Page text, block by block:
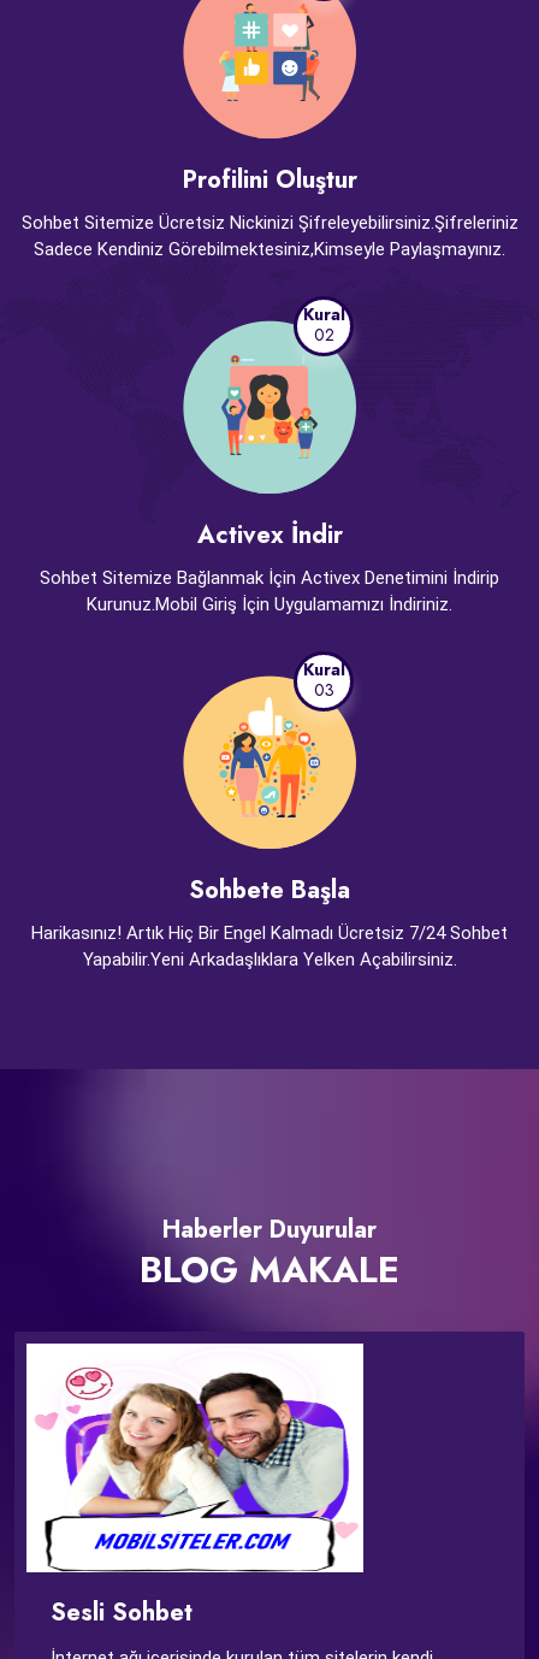
Profilini Oluştur
Sohbet Sitemize Ücretsiz Nickinizi Şifreleyebilirsiniz.Şifreleriniz
Sadece Kendiniz Görebilmektesiniz,Kimseyle Paylaşmayınız.
Kural
02
Activex İndir
Sohbet Sitemize Bağlanmak İçin Activex Denetimini İndirip
Kurunuz.Mobil Giriş İçin Uygulamamızı İndiriniz.
Kural
03
Sohbete Başla
Harikasınız! Artık Hiç Bir Engel Kalmadı Ücretsiz 7/24 Sohbet
Yapabilir.Yeni Arkadaşlıklara Yelken Açabilirsiniz.
Haberler Duyurular
BLOG MAKALE
Sesli Sohbet